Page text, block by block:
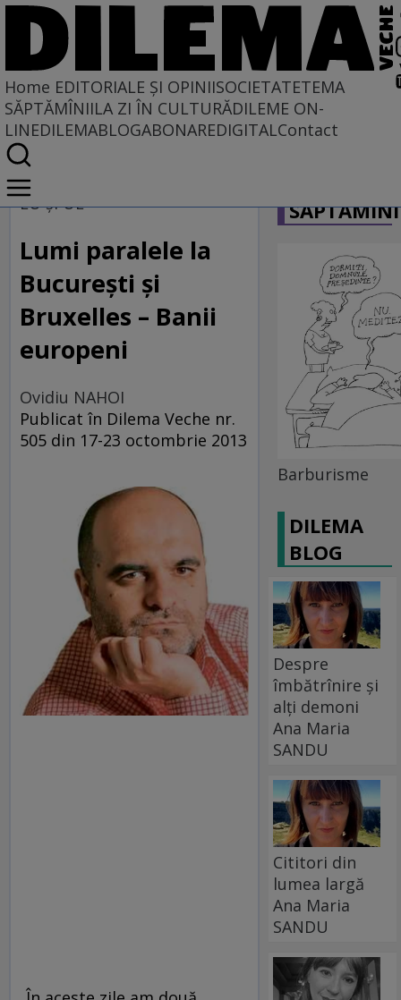
Home EDITORIALE ȘI OPINIISOCIETATETEMA
SĂPTĂMÎNIILA ZI ÎN CULTURĂDILEME ON-
LINEDILEMABLOGABONAREDIGITALContact
Home
EDITORIALE ȘI OPINII
PE CE LUME TRĂIM
EU și UE
Lumi paralele la
Bucureşti şi
Bruxelles – Banii
europeni
Ovidiu NAHOI
Publicat în Dilema Veche nr.
505 din 17-23 octombrie 2013
Barburisme
DILEMA
BLOG
Despre
îmbătrînire și
alți demoni
Ana Maria
SANDU
Cititori din
lumea largă
Ana Maria
SANDU